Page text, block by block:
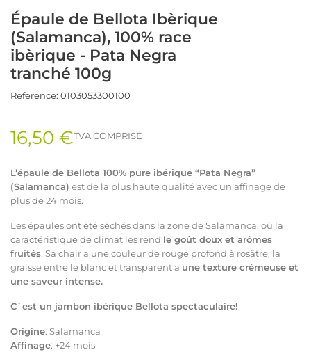
Épaule de Bellota Ibèrique
(Salamanca), 100% race
ibèrique - Pata Negra
tranché 100g
Reference: 0103053300100
16,50 €TVA COMPRISE
L’épaule de Bellota 100% pure ibérique “Pata Negra”
(Salamanca) est de la plus haute qualité avec un affinage de
plus de 24 mois.
Les épaules ont été séchés dans la zone de Salamanca, où la
caractéristique de climat les rend le goût doux et arômes
fruités. Sa chair a une couleur de rouge profond à rosâtre, la
graisse entre le blanc et transparent a une texture crémeuse et
une saveur intense.
C`est un jambon ibérique Bellota spectaculaire!
Origine: Salamanca
Affinage: +24 mois